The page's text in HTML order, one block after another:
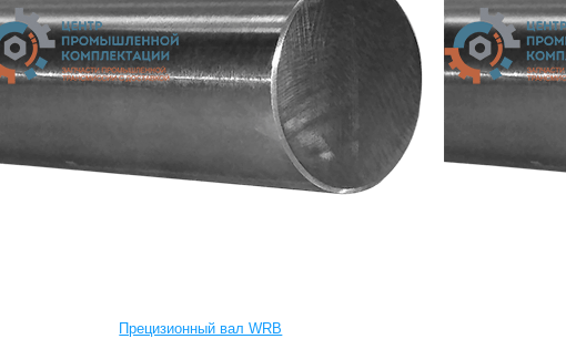
Прецизионный вал WRB